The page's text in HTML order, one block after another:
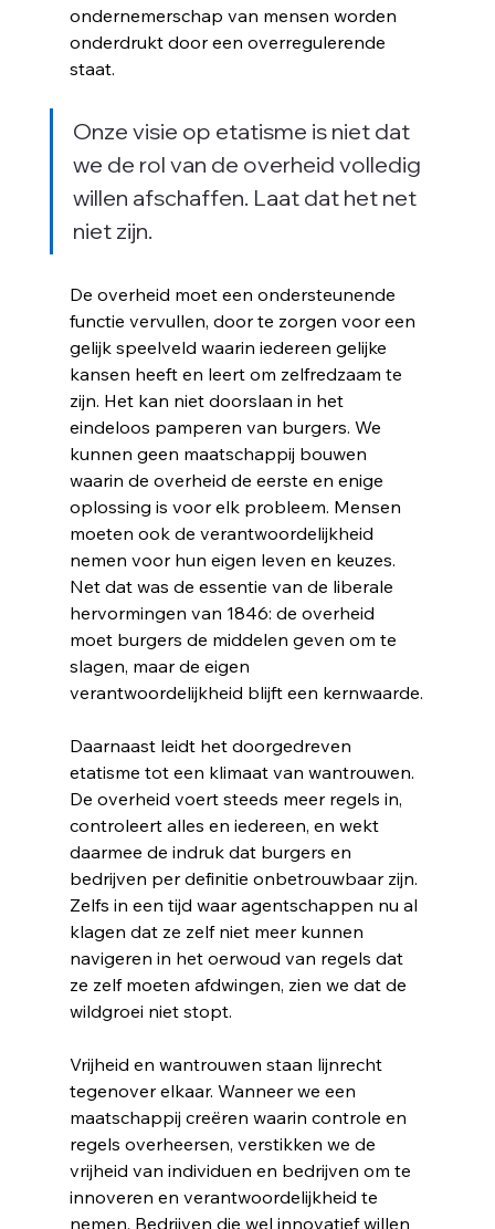
o
nr
ondernemerschap van mensen worden
onderdrukt door een overregulerende
staat.
Onze visie op etatisme is niet dat
we de rol van de overheid volledig
willen afschaffen. Laat dat het net
niet zijn.
De overheid moet een ondersteunende
functie vervullen, door te zorgen voor een
gelijk speelveld waarin iedereen gelijke
kansen heeft en leert om zelfredzaam te
zijn. Het kan niet doorslaan in het
eindeloos pamperen van burgers. We
kunnen geen maatschappij bouwen
waarin de overheid de eerste en enige
oplossing is voor elk probleem. Mensen
moeten ook de verantwoordelijkheid
nemen voor hun eigen leven en keuzes.
Net dat was de essentie van de liberale
hervormingen van 1846: de overheid
moet burgers de middelen geven om te
slagen, maar de eigen
verantwoordelijkheid blijft een kernwaarde.
Daarnaast leidt het doorgedreven
etatisme tot een klimaat van wantrouwen.
De overheid voert steeds meer regels in,
controleert alles en iedereen, en wekt
daarmee de indruk dat burgers en
bedrijven per definitie onbetrouwbaar zijn.
Zelfs in een tijd waar agentschappen nu al
klagen dat ze zelf niet meer kunnen
navigeren in het oerwoud van regels dat
ze zelf moeten afdwingen, zien we dat de
wildgroei niet stopt.
Vrijheid en wantrouwen staan lijnrecht
tegenover elkaar. Wanneer we een
maatschappij creëren waarin controle en
regels overheersen, verstikken we de
vrijheid van individuen en bedrijven om te
innoveren en verantwoordelijkheid te
nemen. Bedrijven die wel innovatief willen